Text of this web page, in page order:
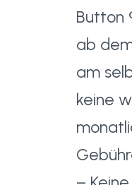
Button
ab
am
keine